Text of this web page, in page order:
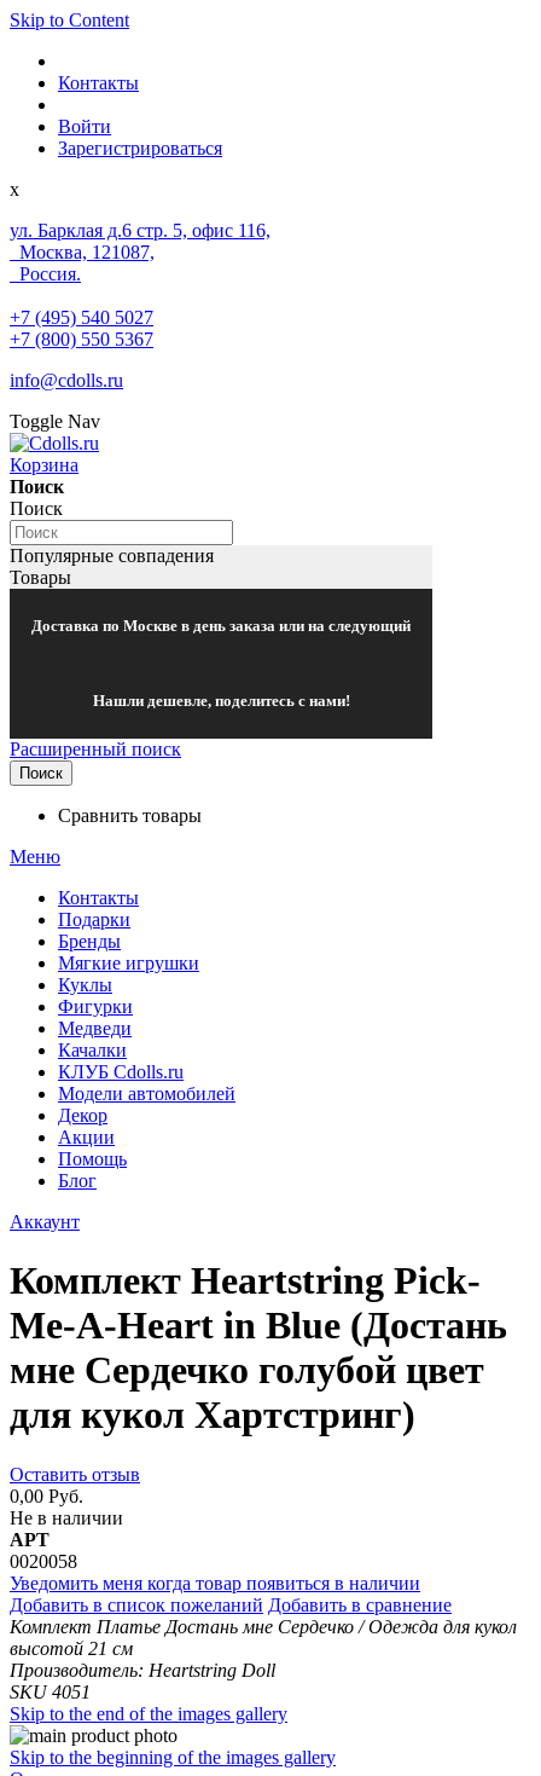
Skip to Content
Контакты
Войти
Зарегистрироваться
x
ул. Барклая д.6 стр. 5, офис 116,
Москва, 121087,
Россия.
+7 (495) 540 5027
+7 (800) 550 5367
info@cdolls.ru
Toggle Nav
Корзина
Поиск
Поиск
Популярные совпадения
Товары
Доставка по Москве в день заказа или на следующий
Нашли дешевле, поделитесь с нами!
Расширенный поиск
Поиск
Сравнить товары
Меню
Контакты
Подарки
Бренды
Мягкие игрушки
Куклы
Фигурки
Медведи
Качалки
КЛУБ Cdolls.ru
Модели автомобилей
Декор
Акции
Помощь
Блог
Аккаунт
Комплект Heartstring Pick-
Me-A-Heart in Blue (Достань
мне Сердечко голубой цвет
для кукол Хартстринг)
Оставить отзыв
0,00 Руб.
Не в наличии
АРТ
0020058
Уведомить меня когда товар появиться в наличии
Добавить в список пожеланий Добавить в сравнение
Комплект Платье Достань мне Сердечко / Одежда для кукол
высотой 21 см
Производитель: Heartstring Doll
SKU 4051
Skip to the end of the images gallery
Skip to the beginning of the images gallery